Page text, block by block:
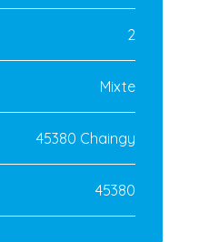
2
Mixte
45380 Chaingy
45380